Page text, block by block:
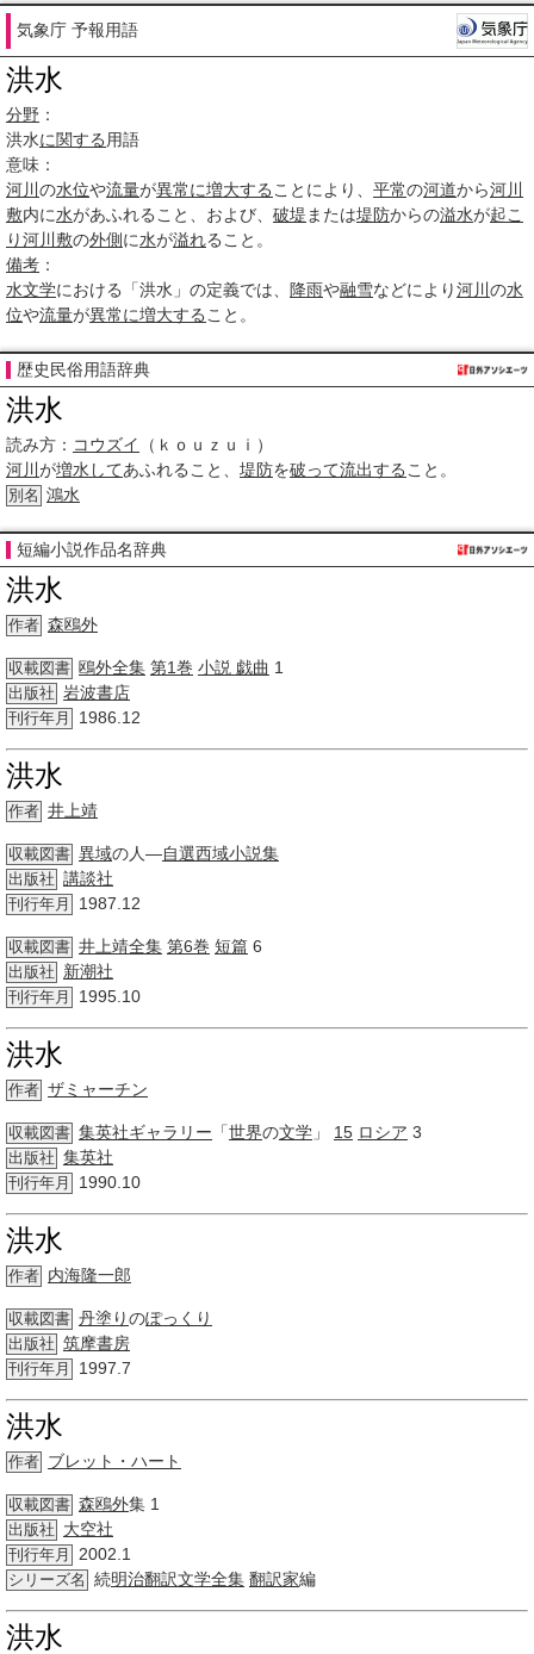
気象庁 予報用語
洪水
分野 ：
洪水に関する 用語
意味：
河川 の水位や流量が異常に増大する ことにより、 平常の河道から河川
敷内に水があふれること、および、 破堤 または堤防からの溢水が起こ
り河川敷の外側に水が溢れること。
備考 ：
水文学における「洪水」の定義では、 降雨や融雪などにより河川 の水
位や流量が異常に増大する こと。
歴史民俗用語辞典
洪水
読み方： コウズイ
（ｋｏｕｚｕｉ）
河川 が増水してあふれること、 堤防を破って流出する こと。
別名 鴻水
短編小説作品名辞典
洪水
作者 森鴎外
収載図書 鴎外全集 第1巻 小説 戯曲 1
出版社 岩波書店
刊行年月 1986.12
洪水
作者 井上靖
収載図書 異域の人―自選西域小説集
出版社 講談社
刊行年月 1987.12
収載図書 井上靖全集 第6巻 短篇 6
出版社 新潮社
刊行年月 1995.10
洪水
作者 ザミャーチン
収載図書 集英社ギャラリー 「世界の文学 」 15 ロシア 3
出版社 集英社
刊行年月 1990.10
洪水
作者 内海隆一郎
収載図書 丹塗りのぽっくり
出版社 筑摩書房
刊行年月 1997.7
洪水
作者 ブレット・ハート
収載図書 森鴎外集 1
出版社 大空社
刊行年月 2002.1
シリーズ名 続明治翻訳文学全集 翻訳家編
洪水